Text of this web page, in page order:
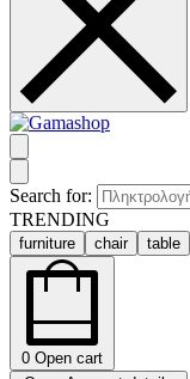
Search for:
TRENDING
furniture chair table
0 Open cart